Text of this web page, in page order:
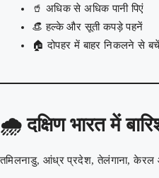
🥤 अधिक से अधिक पानी पिएं
👒 हल्के और सूती कपड़े पहनें
🏠 दोपहर में बाहर निकलने से
🌧️दक्षिण भारत में
तमिलनाडु, आंध्र प्रदेश, तेलंगाना,